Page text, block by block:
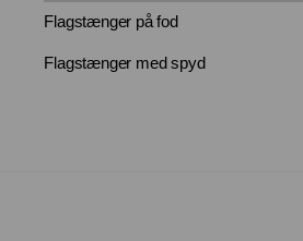
Flagstænger på fod
Flagstænger med spyd